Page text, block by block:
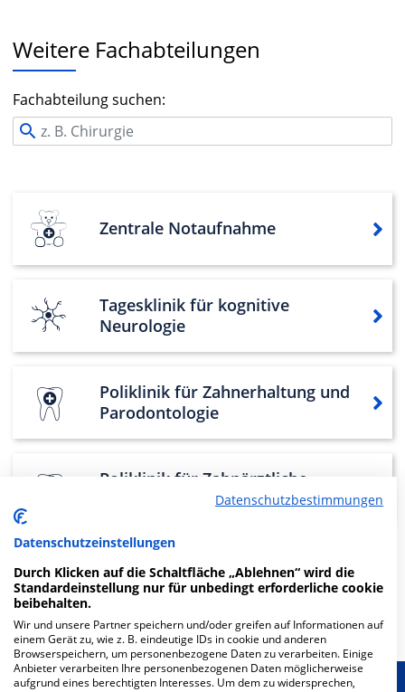
Weitere Fachabteilungen
Fachabteilung suchen:
Zentrale Notaufnahme
Tagesklinik für kognitive
Neurologie
Poliklinik für Zahnerhaltung und
Parodontologie
Poliklinik für Zahnärztliche
Prothetik und Werkstoffkunde
WeitereFachabteilungen 31
Mehr Informationen
Datenschutzbestimmungen
Datenschutzeinstellungen
Durch Klicken auf die Schaltfläche „Ablehnen“ wird die
Standardeinstellung nur für unbedingt erforderliche cookie
beibehalten.
Wir und unsere Partner speichern und/oder greifen auf Informationen auf
einem Gerät zu, wie z. B. eindeutige IDs in cookie und anderen
Browserspeichern, um personenbezogene Daten zu verarbeiten. Einige
Anbieter verarbeiten Ihre personenbezogenen Daten möglicherweise
aufgrund eines berechtigten Interesses. Um dem zu widersprechen,